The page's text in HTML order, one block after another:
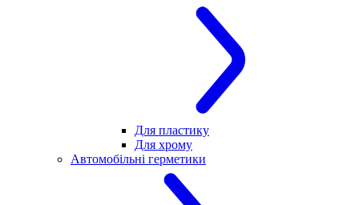
Для пластику
Для хрому
Автомобільні герметики